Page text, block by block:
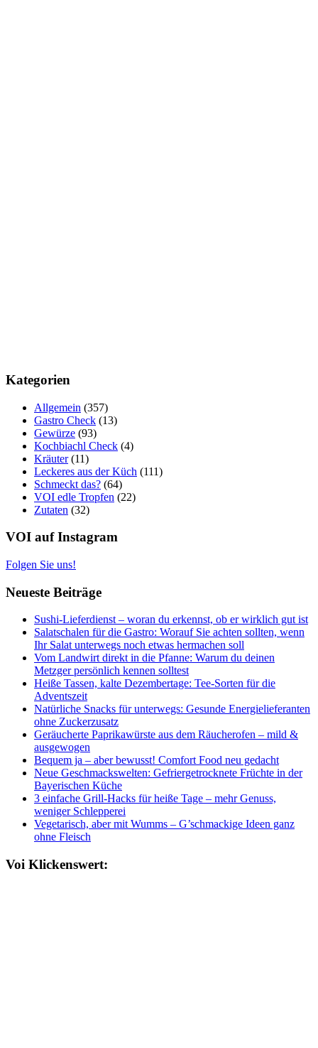
Kategorien
Allgemein (357)
Gastro Check (13)
Gewürze (93)
Kochbiachl Check (4)
Kräuter(11)
Leckeres aus der Küch (111)
Schmeckt das? (64)
VOI edle Tropfen (22)
Zutaten (32)
VOI auf Instagram
Folgen Sie uns!
Neueste Beiträge
Sushi-Lieferdienst – woran du erkennst, ob er wirklich gut ist
Salatschalen für die Gastro: Worauf Sie achten sollten, wenn
Ihr Salat unterwegs noch etwas hermachen soll
Vom Landwirt direkt in die Pfanne: Warum du deinen
Metzger persönlich kennen solltest
Heiße Tassen, kalte Dezembertage: Tee-Sorten für die
Adventszeit
Natürliche Snacks für unterwegs: Gesunde Energielieferanten
ohne Zuckerzusatz
Geräucherte Paprikawürste aus dem Räucherofen – mild &
ausgewogen
Bequem ja – aber bewusst! Comfort Food neu gedacht
Neue Geschmackswelten: Gefriergetrocknete Früchte in der
Bayerischen Küche
3 einfache Grill-Hacks für heiße Tage – mehr Genuss,
weniger Schlepperei
Vegetarisch, aber mit Wumms – G’schmackige Ideen ganz
ohne Fleisch
Voi Klickenswert: